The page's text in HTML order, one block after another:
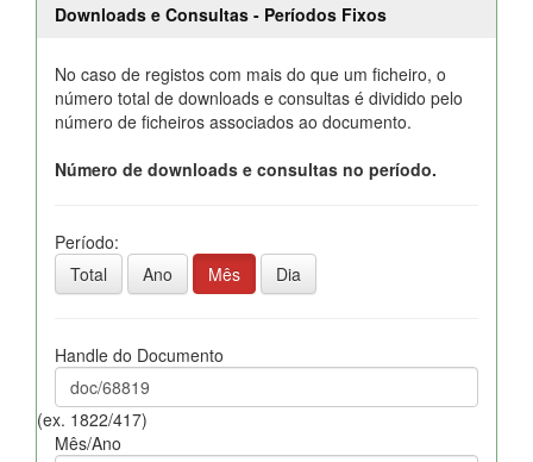
Downloads e Consultas - Períodos Fixos
No caso de registos com mais do que um ficheiro, o
número total de downloads e consultas é dividido pelo
número de ficheiros associados ao documento.
Número de downloads e consultas no período.
Período:
Total
Ano Mês Dia
Handle do Documento
(ex. 1822/417)
Mês/Ano